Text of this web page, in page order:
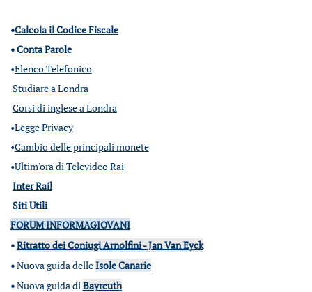
•Calcola il Codice Fiscale
•Conta Parole
•Elenco Telefonico
Studiare a Londra
Corsi di inglese a Londra
•Legge Privacy
•Cambio delle principali monete
•Ultim'ora di Televideo Rai
Inter Rail
Siti Utili
FORUM INFORMAGIOVANI
•Ritratto dei Coniugi Arnolfini - Jan Van Eyck
•Nuova guida delleIsole Canarie
•Nuova guida diBayreuth